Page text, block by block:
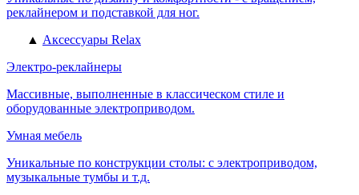
реклайнером и подставкой для ног.
▲ Аксессуары Relax
Электро-реклайнеры
Массивные, выполненные в классическом стиле и
оборудованные электроприводом.
Умная мебель
Уникальные по конструкции столы: с электроприводом,
музыкальные тумбы и т.д.